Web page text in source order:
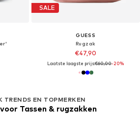
SALE
GUESS
Rugzak
€47,90
Laatste laagste prijs:€60,00-20%
TRENDS EN TOPMERKEN
Tassen & rugzakken